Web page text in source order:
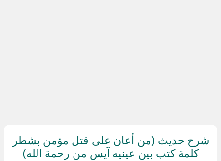
شرح حديث (من أعان على قتل مؤمن بشطر
كلمة كتب بين عينيه آيس من رحمة الله)